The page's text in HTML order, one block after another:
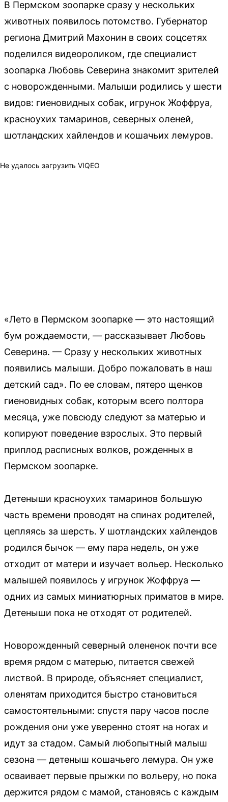
В Пермском зоопарке сразу у нескольких
животных появилось потомство. Губернатор
региона Дмитрий Махонин в своих соцсетях
поделился видеороликом, где специалист
зоопарка Любовь Северина знакомит зрителей
с новорожденными. Малыши родились у шести
видов: гиеновидных собак, игрунок Жоффруа,
красноухих тамаринов, северных оленей,
шотландских хайлендов и кошачьих лемуров.
Не удалось загрузить VIQEO
«Лето в Пермском зоопарке — это настоящий
бум рождаемости, — рассказывает Любовь
Северина. — Сразу у нескольких животных
появились малыши. Добро пожаловать в наш
детский сад». По ее словам, пятеро щенков
гиеновидных собак, которым всего полтора
месяца, уже повсюду следуют за матерью и
копируют поведение взрослых. Это первый
приплод расписных волков, рожденных в
Пермском зоопарке.
Детеныши красноухих тамаринов большую
часть времени проводят на спинах родителей,
цепляясь за шерсть. У шотландских хайлендов
родился бычок — ему пара недель, он уже
отходит от матери и изучает вольер. Несколько
малышей появилось у игрунок Жоффруа —
одних из самых миниатюрных приматов в мире.
Детеныши пока не отходят от родителей.
Новорожденный северный олененок почти все
время рядом с матерью, питается свежей
листвой. В природе, объясняет специалист,
оленятам приходится быстро становиться
самостоятельными: спустя пару часов после
рождения они уже уверенно стоят на ногах и
идут за стадом. Самый любопытный малыш
сезона — детеныш кошачьего лемура. Он уже
осваивает первые прыжки по вольеру, но пока
держится рядом с мамой, становясь с каждым